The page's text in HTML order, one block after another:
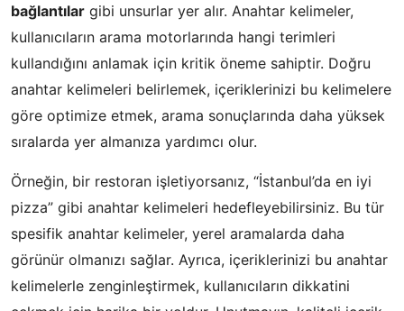
bağlantılar gibi unsurlar yer alır. Anahtar kelimeler,
kullanıcıların arama motorlarında hangi terimleri
kullandığını anlamak için kritik öneme sahiptir. Doğru
anahtar kelimeleri belirlemek, içeriklerinizi bu kelimelere
göre optimize etmek, arama sonuçlarında daha yüksek
sıralarda yer almanıza yardımcı olur.
Örneğin, bir restoran işletiyorsanız, “İstanbul’da en iyi
pizza” gibi anahtar kelimeleri hedefleyebilirsiniz. Bu tür
spesifik anahtar kelimeler, yerel aramalarda daha
görünür olmanızı sağlar. Ayrıca, içeriklerinizi bu anahtar
kelimelerle zenginleştirmek, kullanıcıların dikkatini